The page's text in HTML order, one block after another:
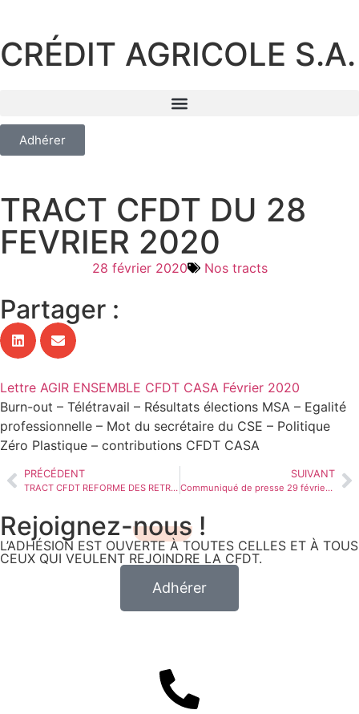
CRÉDIT AGRICOLE S.A.
Adhérer
TRACT CFDT DU 28
FEVRIER 2020
28 février 2020 Nos tracts
Partager :
Lettre AGIR ENSEMBLE CFDT CASA Février 2020
Burn-out – Télétravail – Résultats élections MSA – Egalité
professionnelle – Mot du secrétaire du CSE – Politique
Zéro Plastique – contributions CFDT CASA
PRÉCÉDENT
TRACT CFDT REFORME DES RETRAITE 27 FEVRIER 2020
SUIVANT
Communiqué de presse 29 février 2020 sur réforme des retraites
Rejoignez-nous !
L’ADHÉSION EST OUVERTE À TOUTES CELLES ET À TOUS
CEUX QUI VEULENT REJOINDRE LA CFDT.
Adhérer